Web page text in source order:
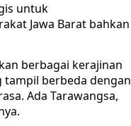
untuk
Jawa Barat bahkan
berbagai kerajinan
tampil berbeda dengan
Ada Tarawangsa,